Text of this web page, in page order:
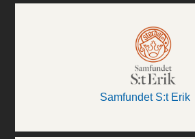
Samfundet S:t Erik